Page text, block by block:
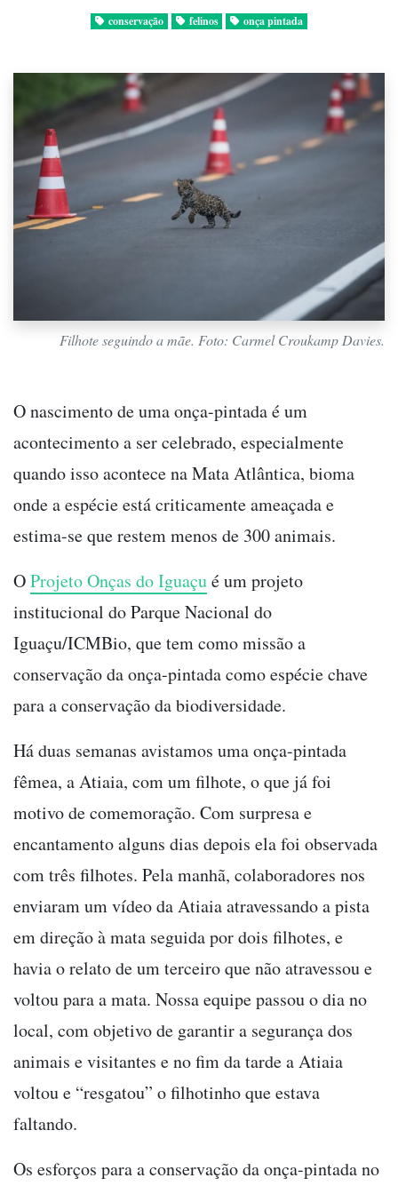
conservação felinos onça pintada
Filhote seguindo a mãe. Foto: Carmel Croukamp Davies.
O nascimento de uma onça-pintada é um
acontecimento a ser celebrado, especialmente
quando isso acontece na Mata Atlântica, bioma
onde a espécie está criticamente ameaçada e
estima-se que restem menos de 300 animais.
OProjeto Onças do Iguaçué um projeto
institucional do Parque Nacional do
Iguaçu/ICMBio, que tem como missão a
conservação da onça-pintada como espécie chave
para a conservação da biodiversidade.
Há duas semanas avistamos uma onça-pintada
fêmea, a Atiaia, com um filhote, o que já foi
motivo de comemoração. Com surpresa e
encantamento alguns dias depois ela foi observada
com três filhotes. Pela manhã, colaboradores nos
enviaram um vídeo da Atiaia atravessando a pista
em direção à mata seguida por dois filhotes, e
havia o relato de um terceiro que não atravessou e
voltou para a mata. Nossa equipe passou o dia no
local, com objetivo de garantir a segurança dos
animais e visitantes e no fim da tarde a Atiaia
voltou e “resgatou” o filhotinho que estava
faltando.
Os esforços para a conservação da onça-pintada no